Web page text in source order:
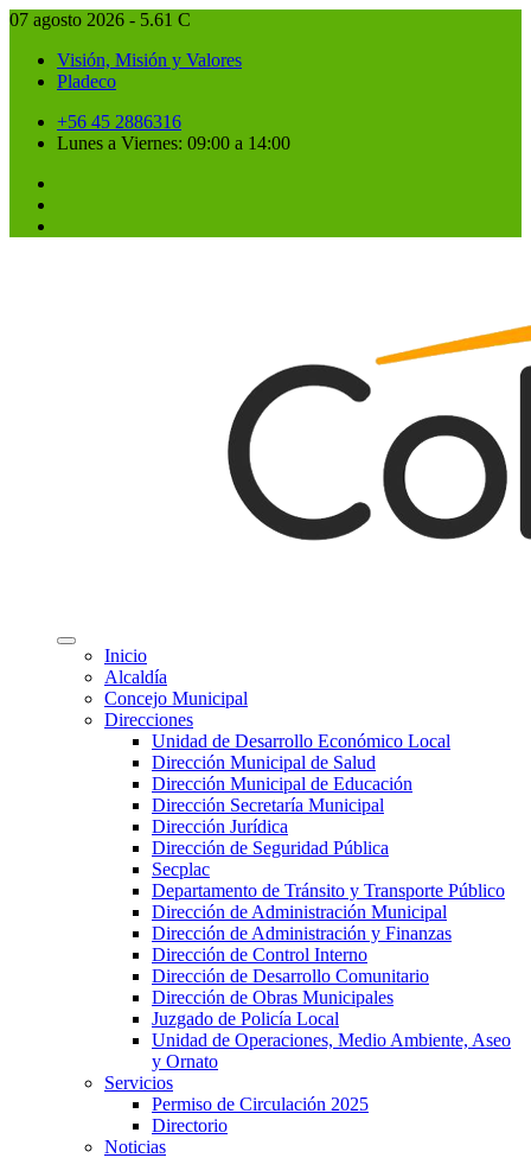
07 agosto 2026 - 5.61 C
Visión, Misión y Valores
Pladeco
+56 45 2886316
Lunes a Viernes: 09:00 a 14:00
Inicio
Alcaldía
Concejo Municipal
Direcciones
Unidad de Desarrollo Económico Local
Dirección Municipal de Salud
Dirección Municipal de Educación
Dirección Secretaría Municipal
Dirección Jurídica
Dirección de Seguridad Pública
Secplac
Departamento de Tránsito y Transporte Público
Dirección de Administración Municipal
Dirección de Administración y Finanzas
Dirección de Control Interno
Dirección de Desarrollo Comunitario
Dirección de Obras Municipales
Juzgado de Policía Local
Unidad de Operaciones, Medio Ambiente, Aseo
y Ornato
Servicios
Permiso de Circulación 2025
Directorio
Noticias